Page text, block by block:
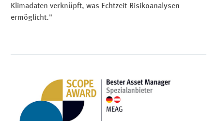
Klimadaten verknüpft, was Echtzeit-Risikoanalysen
ermöglicht."